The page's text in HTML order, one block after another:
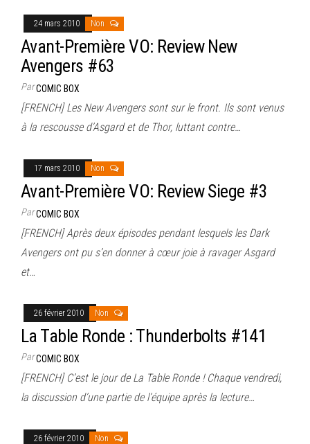
24 mars 2010 Non
Avant-Première VO: Review New
Avengers #63
ParCOMIC BOX
[FRENCH] Les New Avengers sont sur le front. Ils sont venus
à la rescousse d’Asgard et de Thor, luttant contre…
17 mars 2010 Non
Avant-Première VO: Review Siege #3
ParCOMIC BOX
[FRENCH] Après deux épisodes pendant lesquels les Dark
Avengers ont pu s’en donner à cœur joie à ravager Asgard
et…
26 février 2010 Non
La Table Ronde : Thunderbolts #141
ParCOMIC BOX
[FRENCH] C’est le jour de La Table Ronde ! Chaque vendredi,
la discussion d’une partie de l’équipe après la lecture…
26 février 2010 Non